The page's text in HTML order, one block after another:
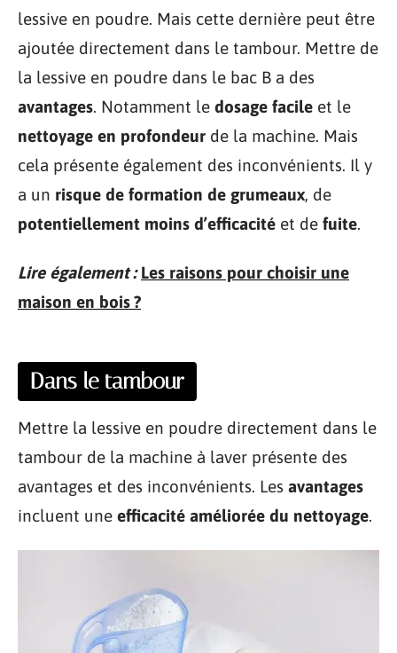
lessive en poudre. Mais cette dernière peut être
ajoutée directement dans le tambour. Mettre de
la lessive en poudre dans le bac B a des
avantages. Notamment le dosage facile et le
nettoyage en profondeur de la machine. Mais
cela présente également des inconvénients. Il y
a un risque de formation de grumeaux, de
potentiellement moins d’efficacité et de fuite.
Lire également : Les raisons pour choisir une
maison en bois ?
Dans le tambour
Mettre la lessive en poudre directement dans le
tambour de la machine à laver présente des
avantages et des inconvénients. Les avantages
incluent une efficacité améliorée du nettoyage.